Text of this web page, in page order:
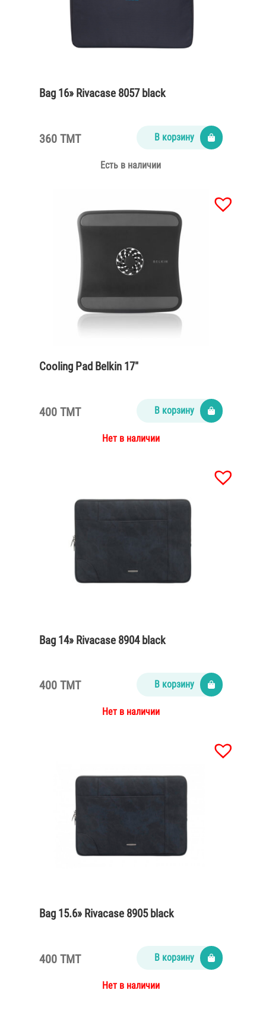
Bag 16» Rivacase 8057 black
360 TMT В корзину
Есть в наличии
Cooling Pad Belkin 17″
400 TMT В корзину
Нет в наличии
Bag 14» Rivacase 8904 black
400 TMT В корзину
Нет в наличии
Bag 15.6» Rivacase 8905 black
400 TMT В корзину
Нет в наличии